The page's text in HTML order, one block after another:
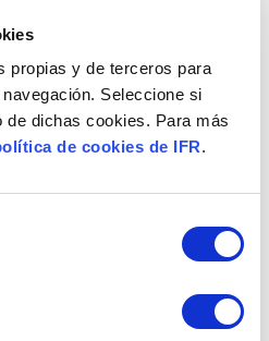
propias y de terceros para
Seleccione si
de dichas cookies. Para más
de cookies de IFR.
una Cadena de
en real sin
Gemelos Digitales en la
Real de toda la Cadena
a la Gestión en Supply